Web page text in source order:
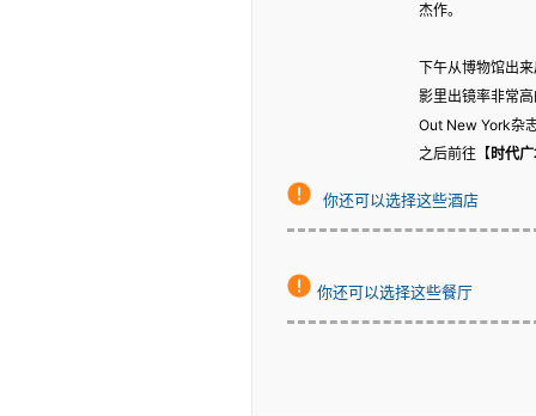
杰作。
下午从博物馆出
影里出镜率非常
Out New York杂
之后前往【时代
你还可以选择这些酒店
你还可以选择这些餐厅